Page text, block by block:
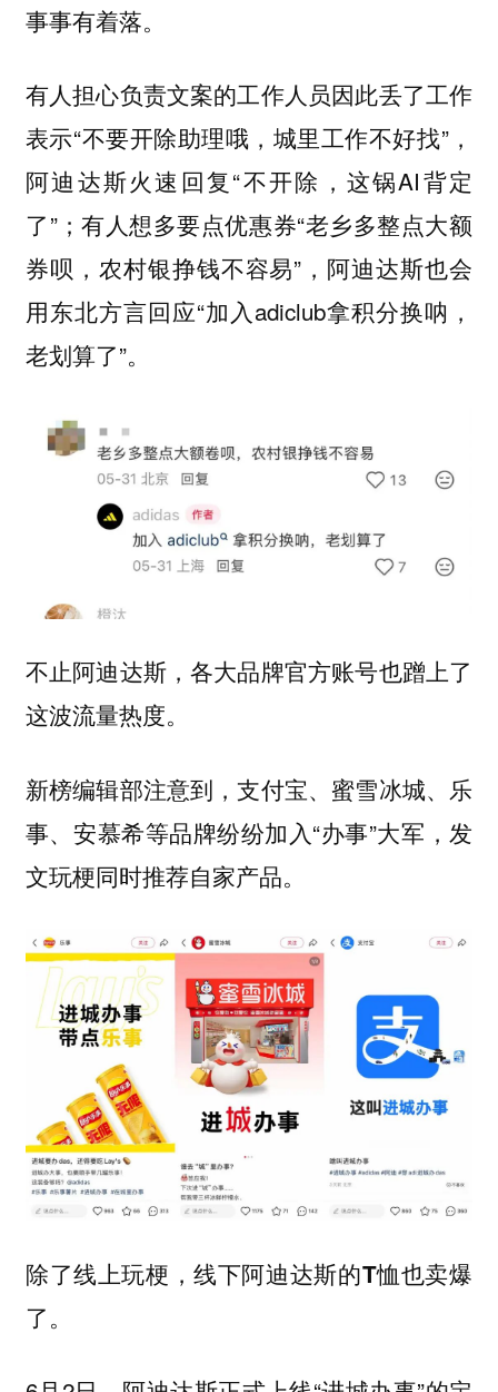
事事有着落。
有人担心负责文案的工作人员因此丢了工作
表示“不要开除助理哦，城里工作不好找”，
阿迪达斯火速回复“不开除，这锅AI背定
了”；有人想多要点优惠券“老乡多整点大额
券呗，农村银挣钱不容易”，阿迪达斯也会
用东北方言回应“加入adiclub拿积分换呐，
老划算了”。
不止阿迪达斯，各大品牌官方账号也蹭上了
这波流量热度。
新榜编辑部注意到，支付宝、蜜雪冰城、乐
事、安慕希等品牌纷纷加入“办事”大军，发
文玩梗同时推荐自家产品。
除了线上玩梗，线下阿迪达斯的T恤也卖爆
了。